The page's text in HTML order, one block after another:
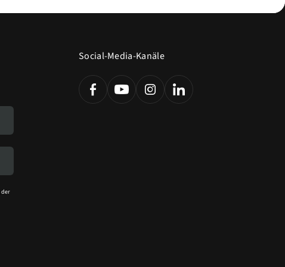
der
Social-Media-Kanäle